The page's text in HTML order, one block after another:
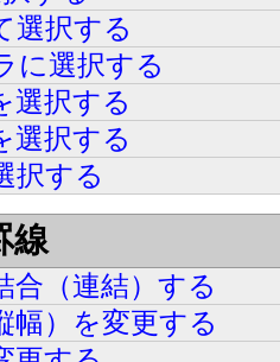
選択する
に選択する
選択する
選択する
択する
線
合（連結）する
幅）を変更する